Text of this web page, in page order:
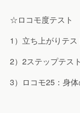
☆ロコモ度テスト
1）立ち上がりテ
2）2ステップテス
3）ロコモ25：身